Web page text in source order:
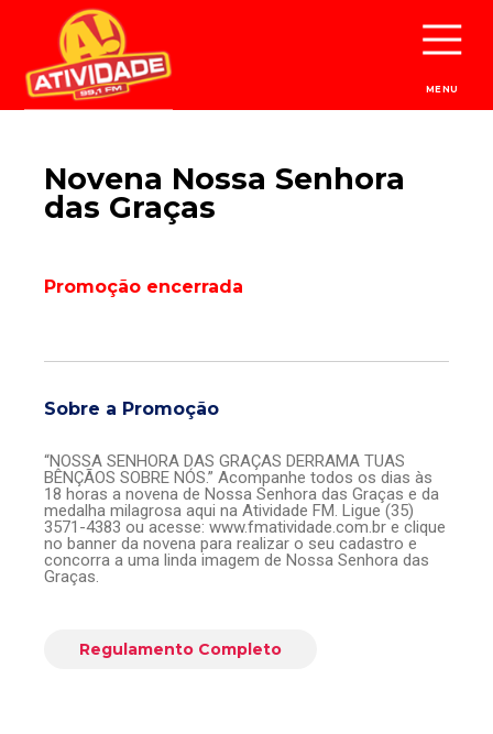
MENU
Novena Nossa Senhora
das Graças
Promoção encerrada
Sobre a Promoção
“NOSSA SENHORA DAS GRAÇAS DERRAMA TUAS
BÊNÇÃOS SOBRE NÓS.” Acompanhe todos os dias às
18 horas a novena de Nossa Senhora das Graças e da
medalha milagrosa aqui na Atividade FM. Ligue (35)
3571-4383 ou acesse: www.fmatividade.com.br e clique
no banner da novena para realizar o seu cadastro e
concorra a uma linda imagem de Nossa Senhora das
Graças.
Regulamento Completo